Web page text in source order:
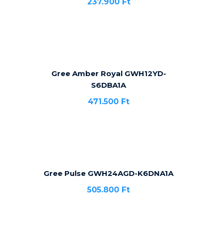
Gree Amber Royal GWH12YD-
S6DBA1A
471.500 Ft
Gree Pulse GWH24AGD-K6DNA1A
505.800 Ft